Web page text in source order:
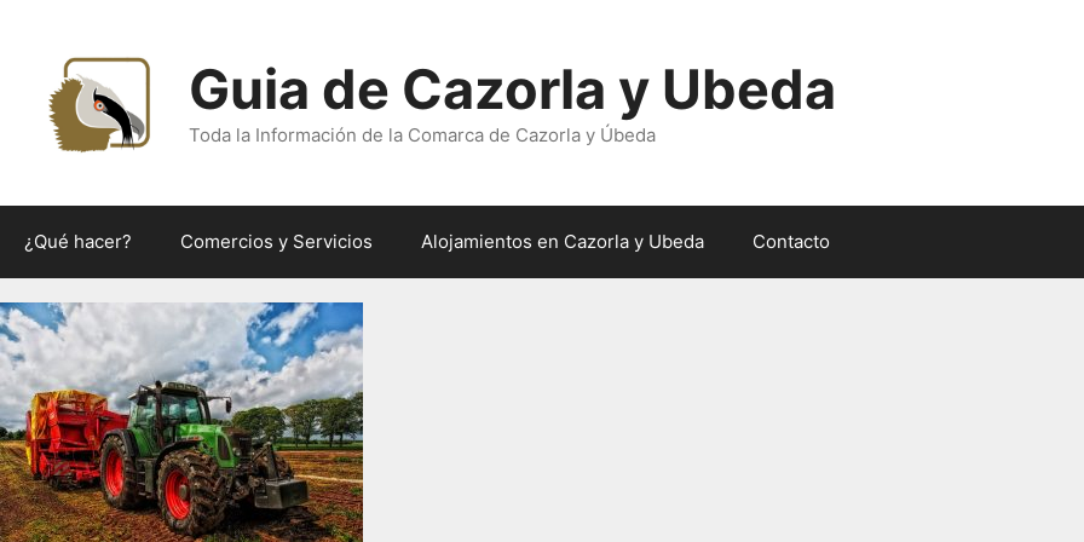
contenido
Guia de Cazorla y Ubeda
Toda la Información de la Comarca de Cazorla y Úbeda
¿Qué hacer? Comercios y Servicios Alojamientos en Cazorla y Ubeda Contacto